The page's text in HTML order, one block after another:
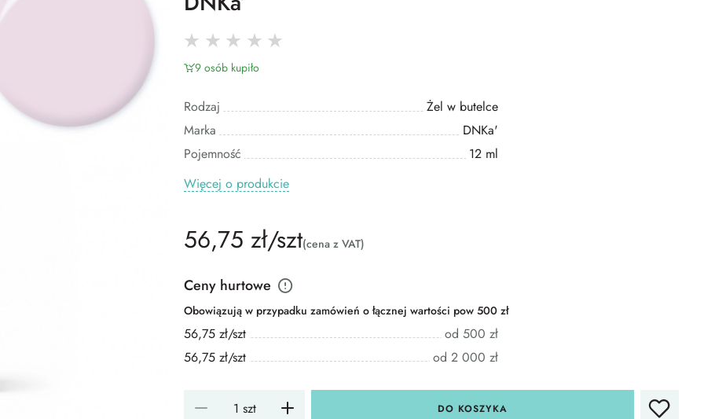
9 osób kupiło
Rodzaj
Żel w butelce
Marka
DNKa'
Pojemność
12 ml
Więcej o produkcie
56,75 zł/szt(cena z VAT)
Ceny hurtowe
Obowiązują w przypadku zamówień o łącznej wartości pow 500 zł
56,75 zł/szt
od 500 zł
56,75 zł/szt
od 2 000 zł
DO KOSZYKA